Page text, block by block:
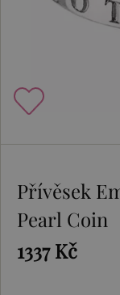
Přívěsek
Pearl Coin
1337 Kč